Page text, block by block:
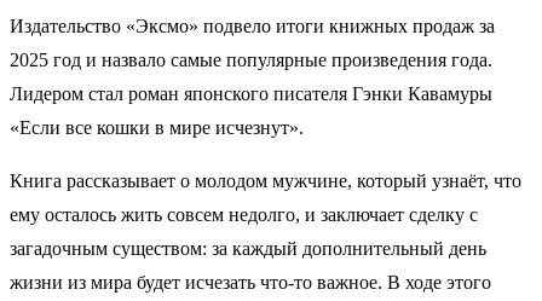
Издательство «Эксмо» подвело итоги книжных продаж за
2025 год и назвало самые популярные произведения года.
Лидером стал роман японского писателя Гэнки Кавамуры
«Если все кошки в мире исчезнут».
Книга рассказывает о молодом мужчине, который узнаёт, что
ему осталось жить совсем недолго, и заключает сделку с
загадочным существом: за каждый дополнительный день
жизни из мира будет исчезать что-то важное. В ходе этого